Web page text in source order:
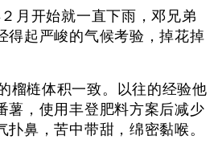
月开始就一直下雨，邓兄弟
得起严峻的气候考验，掉花掉
榴梿体积一致。以往的经验他
薯，使用丰登肥料方案后减少
扑鼻，苦中带甜，绵密黏喉。